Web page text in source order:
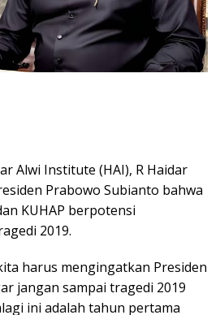
Alwi Institute (HAI), R Haidar
Prabowo Subianto bahwa
KUHAP berpotensi
2019.
harus mengingatkan Presiden
jangan sampai tragedi 2019
ini adalah tahun pertama